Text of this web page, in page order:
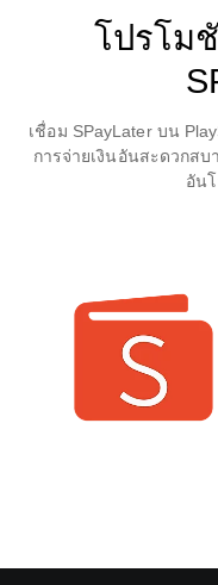
โปรโม
เชื่อม SPayLater บน
การจ่ายเงินอันสะดวกส
อัน